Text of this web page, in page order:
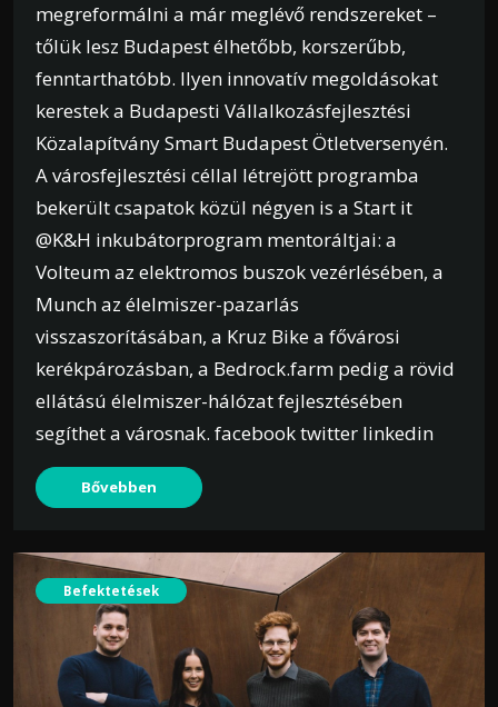
megreformálni a már meglévő rendszereket –
tőlük lesz Budapest élhetőbb, korszerűbb,
fenntarthatóbb. Ilyen innovatív megoldásokat
kerestek a Budapesti Vállalkozásfejlesztési
Közalapítvány Smart Budapest Ötletversenyén.
A városfejlesztési céllal létrejött programba
bekerült csapatok közül négyen is a Start it
@K&H inkubátorprogram mentoráltjai: a
Volteum az elektromos buszok vezérlésében, a
Munch az élelmiszer-pazarlás
visszaszorításában, a Kruz Bike a fővárosi
kerékpározásban, a Bedrock.farm pedig a rövid
ellátású élelmiszer-hálózat fejlesztésében
segíthet a városnak. facebook twitter linkedin
Bővebben
Befektetések